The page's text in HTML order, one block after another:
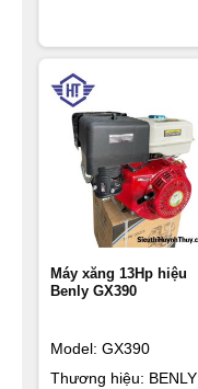
Máy xăng 13Hp hiệu
Benly GX390
Model: GX390
Thương hiệu: BENLY